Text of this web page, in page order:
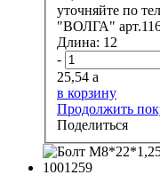
уточняйте по
"ВОЛГА"
Длина: 12
-
25,54 a
в корзину
Продолжить
Поделиться